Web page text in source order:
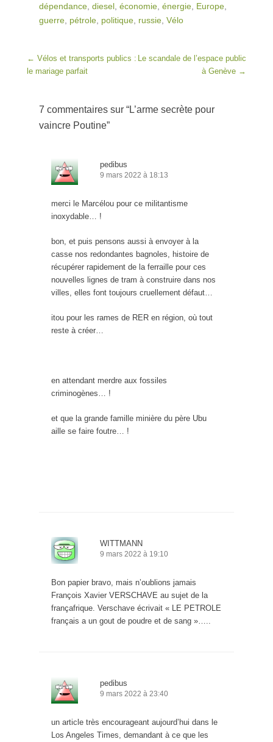
dépendance diesel économie énergie Europe
guerre pétrole politique russie Vélo
Post navigation
← Vélos et transports publics :
le mariage parfait
Le scandale de l’espace public
à Genève →
7 commentaires sur “L’arme secrète pour
vaincre Poutine”
pedibus
9 mars 2022 à 18:13
merci le Marcélou pour ce militantisme
inoxydable… !
bon, et puis pensons aussi à envoyer à la
casse nos redondantes bagnoles, histoire de
récupérer rapidement de la ferraille pour ces
nouvelles lignes de tram à construire dans nos
villes, elles font toujours cruellement défaut…
itou pour les rames de RER en région, où tout
reste à créer…
en attendant merdre aux fossiles
criminogènes… !
et que la grande famille minière du père Ubu
aille se faire foutre… !
WITTMANN
9 mars 2022 à 19:10
Bon papier bravo, mais n’oublions jamais
François Xavier VERSCHAVE au sujet de la
françafrique. Verschave écrivait « LE PETROLE
français a un gout de poudre et de sang »…..
pedibus
9 mars 2022 à 23:40
un article très encourageant aujourd’hui dans le
Los Angeles Times, demandant à ce que les